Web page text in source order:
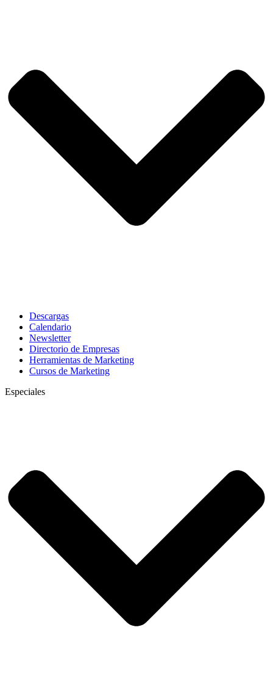
Descargas
Calendario
Newsletter
Directorio de Empresas
Herramientas de Marketing
Cursos de Marketing
Especiales